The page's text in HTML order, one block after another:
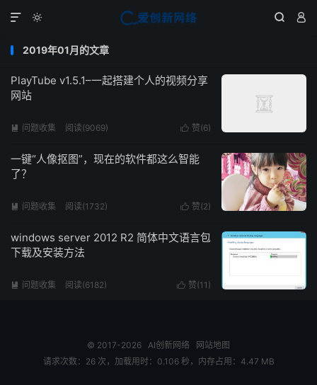
  

2019年01月的文章
PlayTube v1.5.1–一起搭建个人的视频分享
网站
 赞(6)
 问题收集 阅读(9069)
一键“人像抠图”，现在的软件都这么智能
了？
 赞(2)
 问题收集 阅读(1732)
windows server 2012 R2 简体中文语言包
下载及安装方法
 赞(11 )
 问题收集 阅读(6182)
© 2017-2026 AI创新网络
网站地图
请求次数：26 次，加载用时：0.106 秒，内存占用：4.47 MB